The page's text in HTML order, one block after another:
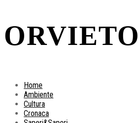
ORVIETO
Home
Ambiente
Cultura
Cronaca